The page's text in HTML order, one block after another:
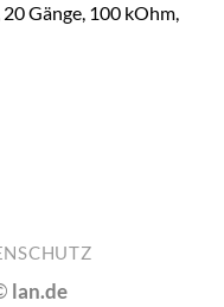
Gänge, 100 kOhm,
lan.de